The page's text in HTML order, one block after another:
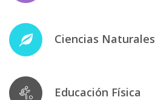
Ciencias Naturales
Educación Física